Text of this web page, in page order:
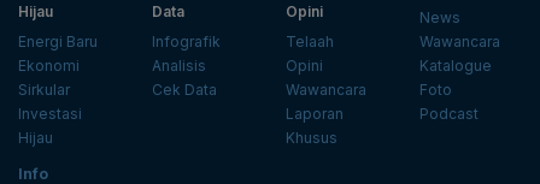
Hijau
Energi Baru
Ekonomi
Sirkular
Investasi
Hijau
Data
Infografik
Analisis
Cek Data
Opini
Telaah
Opini
Wawancara
Laporan
Khusus
News
Wawancara
Katalogue
Foto
Podcast
Info